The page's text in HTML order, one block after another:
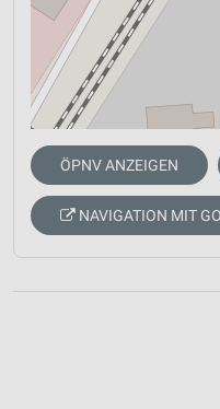
ÖPNV ANZEIGEN
NAVIGATION MIT